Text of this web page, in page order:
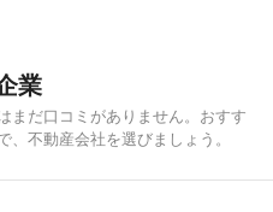
業
まだ口コミがありません。おすす
不動産会社を選びましょう。